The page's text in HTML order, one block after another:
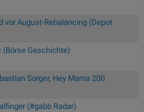
vor August-Rebalancing (Depot
(Börse Geschichte)
Sorger, Hey Mama 200
(#gabb Radar)